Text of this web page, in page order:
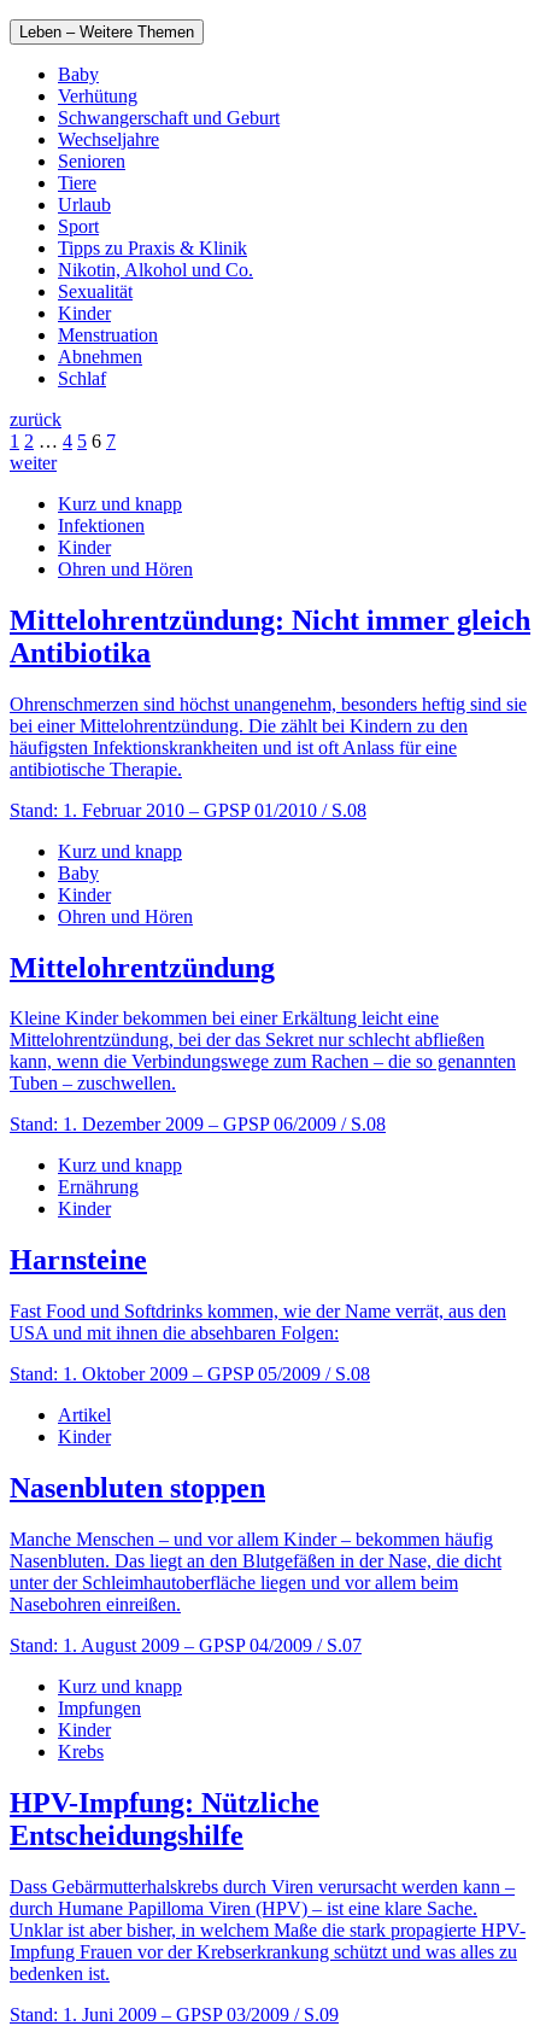
Leben – Weitere Themen
Baby
Verhütung
Schwangerschaft und Geburt
Wechseljahre
Senioren
Tiere
Urlaub
Sport
Tipps zu Praxis & Klinik
Nikotin, Alkohol und Co.
Sexualität
Kinder
Menstruation
Abnehmen
Schlaf
zurück
1 2 … 4 5 6 7
weiter
Kurz und knapp
Infektionen
Kinder
Ohren und Hören
Mittelohrentzündung: Nicht immer gleich
Antibiotika
Ohrenschmerzen sind höchst unangenehm, besonders heftig sind sie
bei einer Mittelohrentzündung. Die zählt bei Kindern zu den
häufigsten Infektionskrankheiten und ist oft Anlass für eine
antibiotische Therapie.
Stand: 1. Februar 2010 – GPSP 01/2010 / S.08
Kurz und knapp
Baby
Kinder
Ohren und Hören
Mittelohrentzündung
Kleine Kinder bekommen bei einer Erkältung leicht eine
Mittelohrentzündung, bei der das Sekret nur schlecht abfließen
kann, wenn die Verbindungswege zum Rachen – die so genannten
Tuben – zuschwellen.
Stand: 1. Dezember 2009 – GPSP 06/2009 / S.08
Kurz und knapp
Ernährung
Kinder
Harnsteine
Fast Food und Softdrinks kommen, wie der Name verrät, aus den
USA und mit ihnen die absehbaren Folgen:
Stand: 1. Oktober 2009 – GPSP 05/2009 / S.08
Artikel
Kinder
Nasenbluten stoppen
Manche Menschen – und vor allem Kinder – bekommen häufig
Nasenbluten. Das liegt an den Blutgefäßen in der Nase, die dicht
unter der Schleimhautoberfläche liegen und vor allem beim
Nasebohren ein­­reißen.
Stand: 1. August 2009 – GPSP 04/2009 / S.07
Kurz und knapp
Impfungen
Kinder
Krebs
HPV-Impfung: Nützliche
Entscheidungshilfe
Dass Gebärmutterhalskrebs durch Viren verursacht werden kann –
durch Humane Papilloma Viren (HPV) ­– ist eine klare Sache.
Unklar ist aber bisher, in welchem Maße die stark propagierte HPV-
Impfung Frauen vor der Krebserkrankung schützt und was alles zu
bedenken ist.
Stand: 1. Juni 2009 – GPSP 03/2009 / S.09